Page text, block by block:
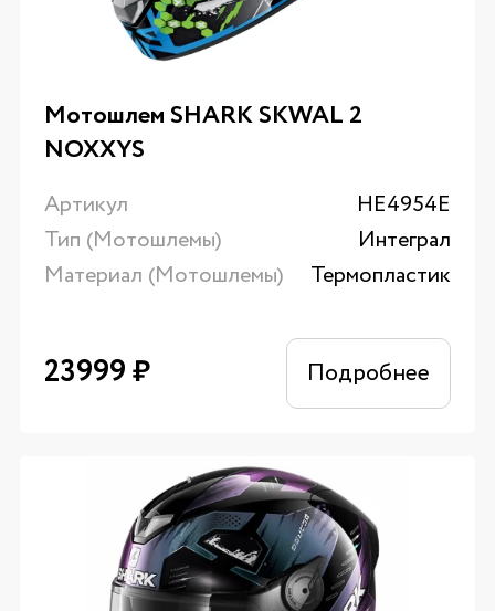
Мотошлем SHARK SKWAL 2
NOXXYS
Артикул
HE4954E
Тип (Мотошлемы)
Интеграл
Материал (Мотошлемы)
Термопластик
23999₽ Подробнее